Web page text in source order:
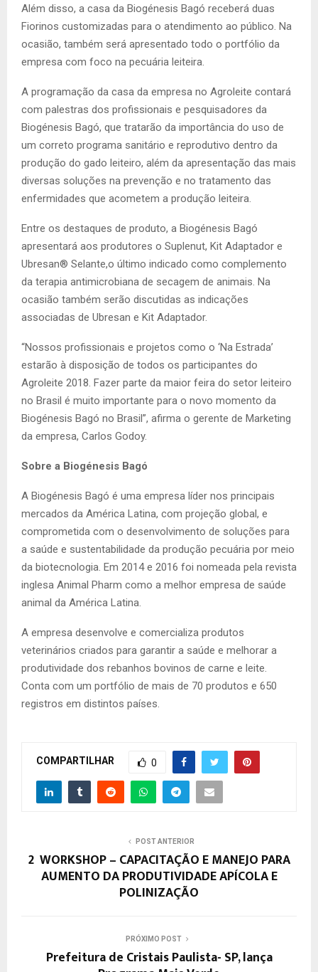
Além disso, a casa da Biogénesis Bagó receberá duas
Fiorinos customizadas para o atendimento ao público. Na
ocasião, também será apresentado todo o portfólio da
empresa com foco na pecuária leiteira.
A programação da casa da empresa no Agroleite contará
com palestras dos profissionais e pesquisadores da
Biogénesis Bagó, que tratarão da importância do uso de
um correto programa sanitário e reprodutivo dentro da
produção do gado leiteiro, além da apresentação das mais
diversas soluções na prevenção e no tratamento das
enfermidades que acometem a produção leiteira.
Entre os destaques de produto, a Biogénesis Bagó
apresentará aos produtores o Suplenut, Kit Adaptador e
Ubresan® Selante,o último indicado como complemento
da terapia antimicrobiana de secagem de animais. Na
ocasião também serão discutidas as indicações
associadas de Ubresan e Kit Adaptador.
“Nossos profissionais e projetos como o ‘Na Estrada’
estarão à disposição de todos os participantes do
Agroleite 2018. Fazer parte da maior feira do setor leiteiro
no Brasil é muito importante para o novo momento da
Biogénesis Bagó no Brasil”, afirma o gerente de Marketing
da empresa, Carlos Godoy.
Sobre a Biogénesis Bagó
A Biogénesis Bagó é uma empresa líder nos principais
mercados da América Latina, com projeção global, e
comprometida com o desenvolvimento de soluções para
a saúde e sustentabilidade da produção pecuária por meio
da biotecnologia. Em 2014 e 2016 foi nomeada pela revista
inglesa Animal Pharm como a melhor empresa de saúde
animal da América Latina.
A empresa desenvolve e comercializa produtos
veterinários criados para garantir a saúde e melhorar a
produtividade dos rebanhos bovinos de carne e leite.
Conta com um portfólio de mais de 70 produtos e 650
registros em distintos países.
COMPARTILHAR 0
POST ANTERIOR
2º WORKSHOP – CAPACITAÇÃO E MANEJO PARA
AUMENTO DA PRODUTIVIDADE APÍCOLA E
POLINIZAÇÃO
PRÓXIMO POST
Prefeitura de Cristais Paulista- SP, lança